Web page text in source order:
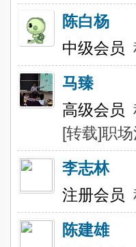
陈白杨
中级会员
马臻
高级会员
[转载]职
李志林
注册会员
陈建雄